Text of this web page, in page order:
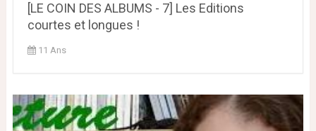
[LE COIN DES ALBUMS - 7] Les Editions
courtes et longues !
11 Ans